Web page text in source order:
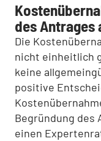
des Antrages
Die
nicht einheitlich
keine
positive
Begründung des
einen